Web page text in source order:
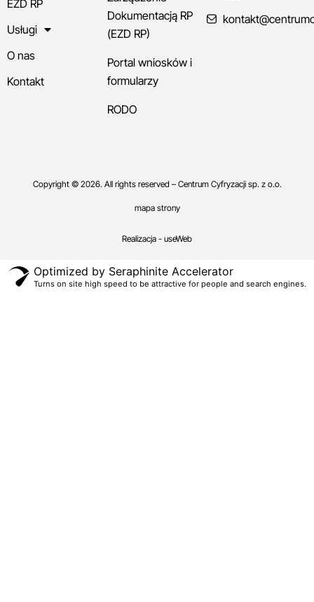
EZD RP
Usługi
O nas
Kontakt
Dokumentacją RP
(EZD RP)
Portal wniosków i
formularzy
RODO
Copyright © 2026. All rights reserved – Centrum Cyfryzacji sp. z o.o.
mapa strony
Realizacja - useWeb
Optimized by Seraphinite Accelerator
Turns on site high speed to be attractive for people and search engines.